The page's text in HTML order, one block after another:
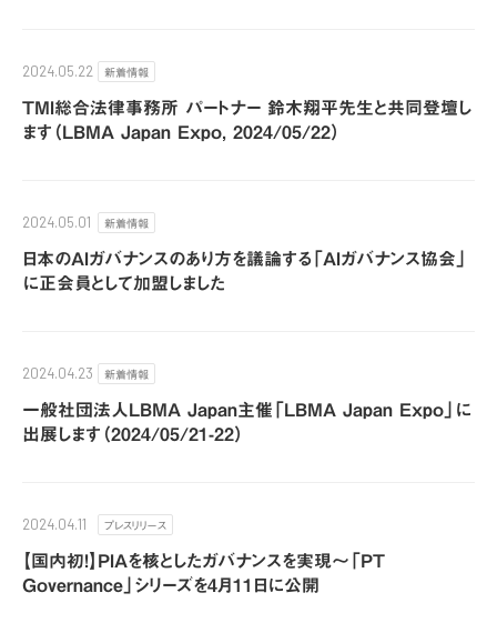
2024.05.22 新着情報
TMI総合法律事務所 パートナー 鈴木翔平先生と共同登壇し
ます（LBMA Japan Expo, 2024/05/22）
2024.05.01 新着情報
日本のAIガバナンスのあり方を議論する「AIガバナンス協会」
に正会員として加盟しました
2024.04.23 新着情報
一般社団法人LBMA Japan主催「LBMA Japan Expo」に
出展します（2024/05/21-22）
2024.04.11 プレスリリース
【国内初!】PIAを核としたガバナンスを実現〜「PT
Governance」シリーズを4月11日に公開